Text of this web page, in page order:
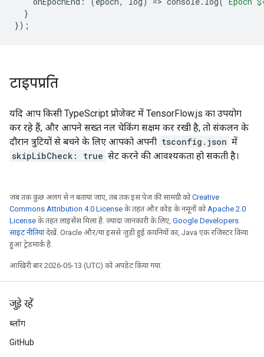
}
});
टाइपप्रति
यदि आप किसी TypeScript प्रोजेक्ट में TensorFlow.js का उपयोग
कर रहे हैं, और आपने सख्त नल चेकिंग सक्षम कर रखी है, तो संकलन के
दौरान त्रुटियों से बचने के लिए आपको अपनी tsconfig.json में
skipLibCheck: true सेट करने की आवश्यकता हो सकती है।
जब तक कुछ अलग से न बताया जाए, तब तक इस पेज की सामग्री कोCreative
Commons Attribution 4.0 License के तहत और कोड के नमूनों कोApache 2.0
License के तहत लाइसेंस मिला है. ज़्यादा जानकारी के लिए, Google Developers
साइट नीतियांदेखें. Oracle और/या इससे जुड़ी हुई कंपनियों का, Java एक रजिस्टर किया
हुआ ट्रेडमार्क है.
आखिरी बार 2026-05-13 (UTC) को अपडेट किया गया.
जुड़े रहें
ब्लॉग
GitHub